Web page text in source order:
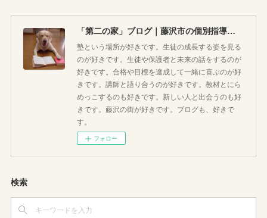
「第二の家」ブログ｜藤沢市の個別指導塾のお話
塾という場所が好きです。生徒の成長する姿を見る
のが好きです。生徒や保護者と未来の話をするのが
好きです。合格や目標を達成して一緒に喜ぶのが好
きです。講師と語り合うのが好きです。教材とにら
めっこするのも好きです。新しい人と出会うのも好
きです。藤沢の街が好きです。ブログも、好きで
す。
フォロー
検索